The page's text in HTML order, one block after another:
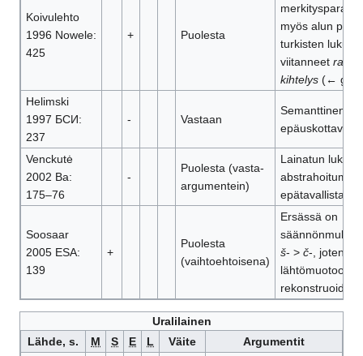
Koivulehto
1996 Nowele:
425
+ Puolesta
myös alun perin
turkisten lukuun
viitanneet raha
kihtelys(← ge)
Helimski
1997 БСИ:
237
- Vastaan
Semanttinen
epäuskottava
Venckutė
2002 Ba:
175–76
-
Puolesta (vasta-
argumentein)
Lainatun
epätavallista
Soosaar
2005 ESA:
139
+
Puolesta
(vaihtoehtoisena)
Ersässä on
š- > č-, joten
lähtömuotoon
rekonstruoida
Uralilainen
Lähde, s.
M S E L Väite Argumentit